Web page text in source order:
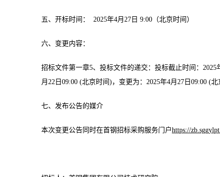
五、开标时间： 2025年4月27日 9:00（北京时间）
六、变更内容：
招标文件第一章5、投标文件的递交：投标截止时间：
月22日09:00 (北京时间)，变更为：2025年4月27日09:00 (
七、发布公告的媒介
本次变更公告同时在首钢招标采购服务门户https://